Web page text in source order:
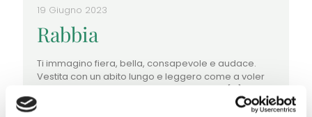
19 Giugno 2023
Rabbia
Ti immagino fiera, bella, consapevole e audace.
Vestita con un abito lungo e leggero come a voler
mostrare, in un gioco di vedo e non vedo,[…]